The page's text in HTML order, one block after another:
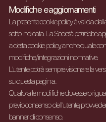
Modifiche e aggiornamenti
La presente cookie policy è valida
sotto indicata. La Società potrebbe
a detta cookie policy, anche quale
modifiche/integrazioni normative.
L’utente potrà sempre visionare la
su questa pagina.
Qualora le modifiche dovessero
previo consenso dell’utente,
banner di consenso.